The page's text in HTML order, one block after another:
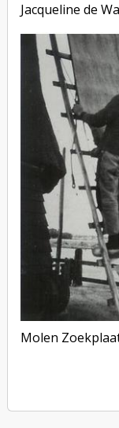
Jacqueline de
Molen